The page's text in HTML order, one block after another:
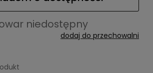
niedostępny
dodaj do przechowalni